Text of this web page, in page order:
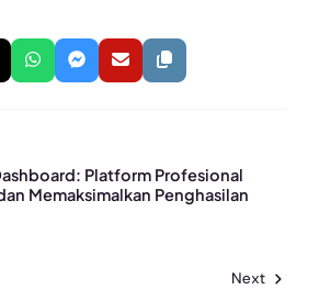
Platform Profesional
Memaksimalkan Penghasilan
Next